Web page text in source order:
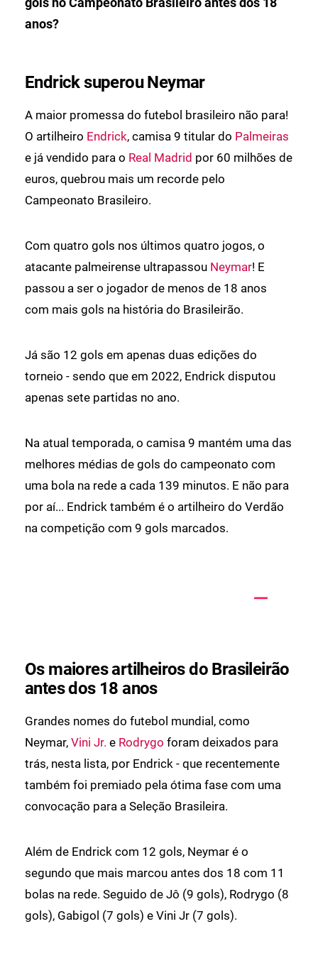
anos?
Endrick superou Neymar
A maior promessa do futebol brasileiro não para!
O artilheiro Endrick, camisa 9 titular do Palmeiras
e já vendido para o Real Madrid por 60 milhões de
euros, quebrou mais um recorde pelo
Campeonato Brasileiro.
Com quatro gols nos últimos quatro jogos, o
atacante palmeirense ultrapassou Neymar! E
passou a ser o jogador de menos de 18 anos
com mais gols na história do Brasileirão.
Já são 12 gols em apenas duas edições do
torneio - sendo que em 2022, Endrick disputou
apenas sete partidas no ano.
Na atual temporada, o camisa 9 mantém uma das
melhores médias de gols do campeonato com
uma bola na rede a cada 139 minutos. E não para
por aí... Endrick também é o artilheiro do Verdão
na competição com 9 gols marcados.
Os maiores artilheiros do Brasileirão
antes dos 18 anos
Grandes nomes do futebol mundial, como
Neymar, Vini Jr. e Rodrygo foram deixados para
trás, nesta lista, por Endrick - que recentemente
também foi premiado pela ótima fase com uma
convocação para a Seleção Brasileira.
Além de Endrick com 12 gols, Neymar é o
segundo que mais marcou antes dos 18 com 11
bolas na rede. Seguido de Jô (9 gols), Rodrygo (8
gols), Gabigol (7 gols) e Vini Jr (7 gols).